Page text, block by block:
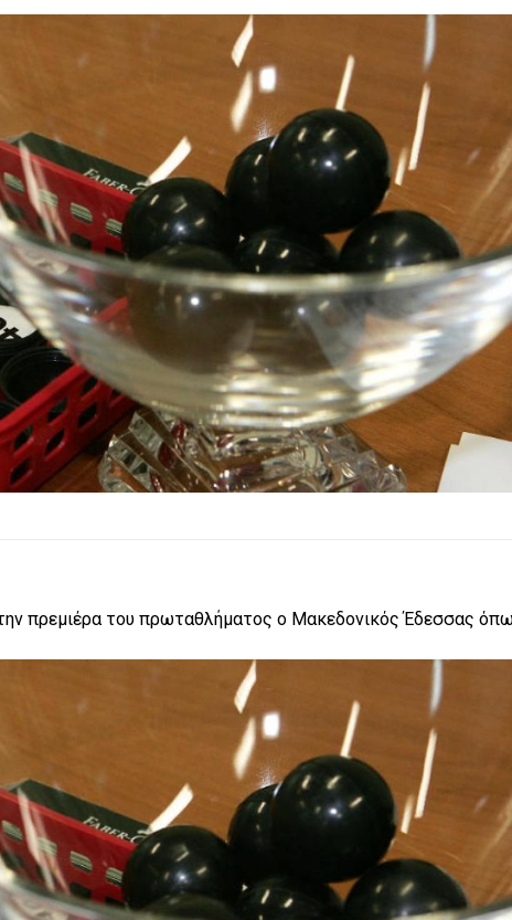
πρεμιέρα του πρωταθλήματος ο Μακεδονικός Έδεσσας